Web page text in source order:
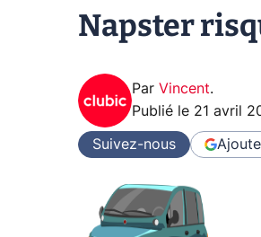
Napster
Par Vincent.
Publié le 21 avril
Suivez-nous